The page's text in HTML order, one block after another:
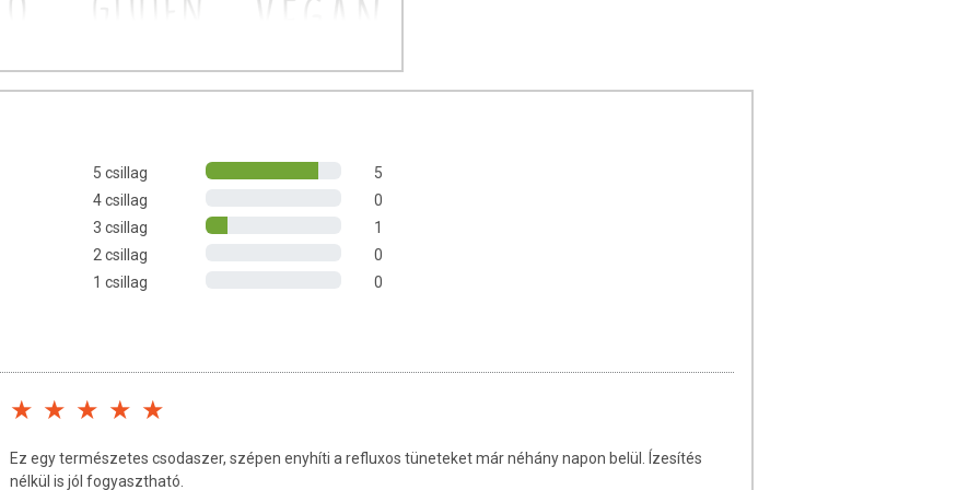
gyógynövény keverék reflux ellen. Finom és természetes
kínoznak?
társas kapcsolataidat?
csaknem fele szenved a reflux tüneteitől, miközben nem is
Mivel a gyomorszáj nem záródik megfelelően, a savas
ahol irritációt okoz.
5 csillag
5
4 csillag
0
3 csillag
1
2 csillag
0
1 csillag
0
Ez egy természetes csodaszer, szépen enyhíti a refluxos tüneteket már néhány napon belül. Ízesítés
nélkül is jól fogyasztható.